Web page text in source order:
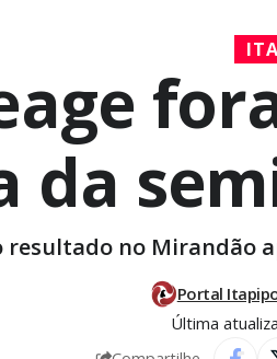
da
resultado no Mirandão
Última
Portal